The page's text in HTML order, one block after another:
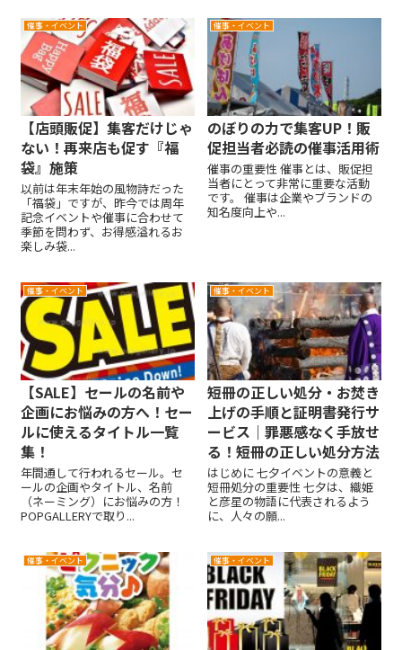
品を数多く取り揃えております
ので是非この機会にご覧になっ
てみてください。
催事・イベント
【店頭販促】集客だけじゃ
ない！再来店も促す『福
袋』施策
以前は年末年始の風物詩だった
「福袋」ですが、昨今では周年
記念イベントや催事に合わせて
季節を問わず、お得感溢れるお
楽しみ袋...
催事・イベント
のぼりの力で集客UP！販
促担当者必読の催事活用術
催事の重要性 催事とは、販促担
当者にとって非常に重要な活動
です。 催事は企業やブランドの
知名度向上や...
催事・イベント
【SALE】セールの名前や
企画にお悩みの方へ！セー
ルに使えるタイトル一覧
集！
年間通して行われるセール。セ
ールの企画やタイトル、名前
（ネーミング）にお悩みの方！
POPGALLERYで取り...
催事・イベント
短冊の正しい処分・お焚き
上げの手順と証明書発行サ
ービス｜罪悪感なく手放せ
る！短冊の正しい処分方法
はじめに 七夕イベントの意義と
短冊処分の重要性 七夕は、織姫
と彦星の物語に代表されるよう
に、人々の願...
催事・イベント 催事・イベント